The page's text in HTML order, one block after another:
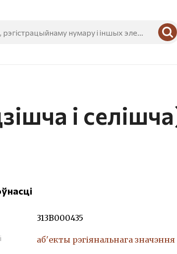
і
313В000435
аб'екты рэгіянальнага значэння